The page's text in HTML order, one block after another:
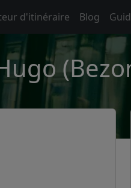
d'itinéraire Blog